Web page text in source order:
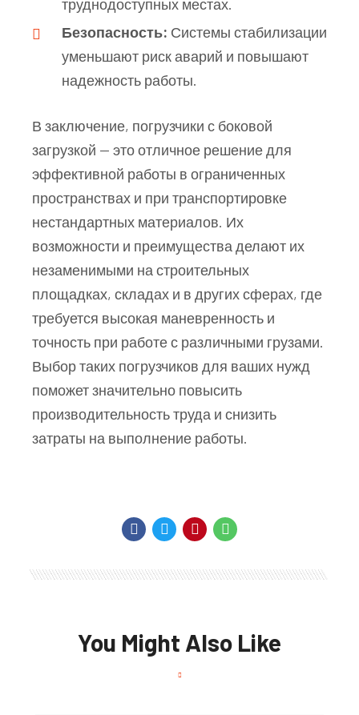
труднодоступных местах.
Безопасность: Системы стабилизации
уменьшают риск аварий и повышают
надежность работы.
В заключение, погрузчики с боковой
загрузкой — это отличное решение для
эффективной работы в ограниченных
пространствах и при транспортировке
нестандартных материалов. Их
возможности и преимущества делают их
незаменимыми на строительных
площадках, складах и в других сферах, где
требуется высокая маневренность и
точность при работе с различными грузами.
Выбор таких погрузчиков для ваших нужд
поможет значительно повысить
производительность труда и снизить
затраты на выполнение работы.
You Might Also Like